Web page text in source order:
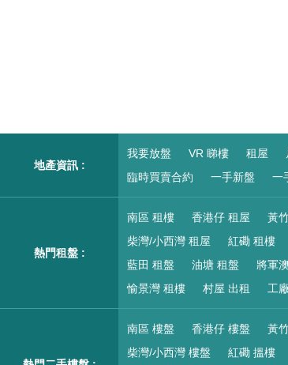
地產資訊 :
我要放盤 VR 睇樓 租屋
臨時買賣合約
一手新盤 一
熱門租盤 :
南區 租樓 香港仔 租屋 黃
柴灣/小西灣 租屋
紅磡 租樓
藍田 租盤
油塘 租盤 將軍
愉景灣 租樓
村屋 出租 工
南區 樓盤 香港仔 樓盤 黃
柴灣/小西灣 樓盤
紅磡 搵樓